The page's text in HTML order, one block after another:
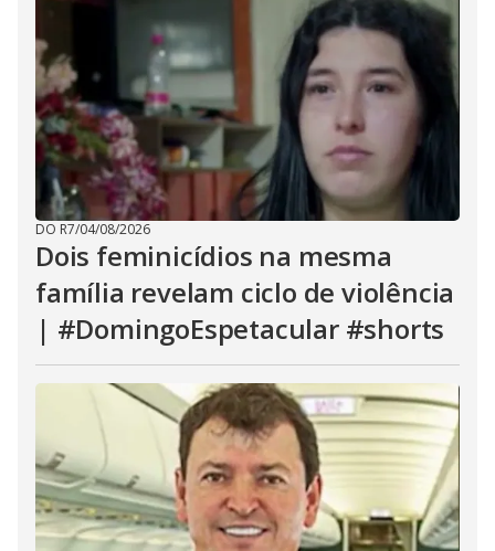
DO R7/04/08/2026
Dois feminicídios na mesma
família revelam ciclo de violência
| #DomingoEspetacular #shorts